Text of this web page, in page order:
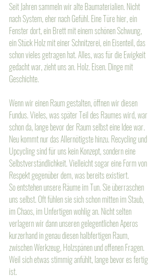
Seit Jahren sammeln wir alte Baumaterialien. Nicht
nach System, eher nach Gefühl. Eine Türe hier, ein
Fenster dort, ein Brett mit einem schönen Schwung,
ein Stück Holz mit einer Schnitzerei, ein Eisenteil, das
schon vieles getragen hat. Alles, was für die Ewigkeit
gedacht war, zieht uns an. Holz. Eisen. Dinge mit
Geschichte.
Wenn wir einen Raum gestalten, öffnen wir diesen
Fundus. Vieles, was später Teil des Raumes wird, war
schon da, lange bevor der Raum selbst eine Idee war.
Neu kommt nur das Allernötigste hinzu. Recycling und
Upcycling sind für uns kein Konzept, sondern eine
Selbstverständlichkeit. Vielleicht sogar eine Form von
Respekt gegenüber dem, was bereits existiert.
So entstehen unsere Räume im Tun. Sie überraschen
uns selbst. Oft fühlen sie sich schon mitten im Staub,
im Chaos, im Unfertigen wohlig an. Nicht selten
verlagern wir dann unseren gelegentlichen Aperos
kurzerhand in genau diesen halbfertigen Raum,
zwischen Werkzeug, Holzspänen und offenen Fragen.
Weil sich etwas stimmig anfühlt, lange bevor es fertig
ist.